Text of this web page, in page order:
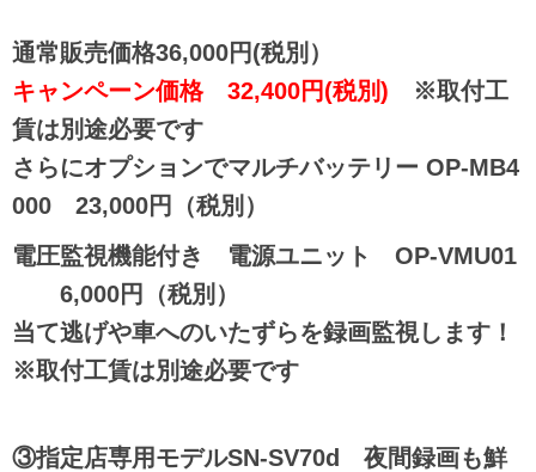
通常販売価格36,000円(税別）
キャンペーン価格 32,400円(税別) ※取付工
賃は別途必要です
さらにオプションでマルチバッテリー OP-MB4
000 23,000円（税別）
電圧監視機能付き 電源ユニット OP-VMU01
6,000円（税別）
当て逃げや車へのいたずらを録画監視します！
※取付工賃は別途必要です
③指定店専用モデルSN-SV70d 夜間録画も鮮